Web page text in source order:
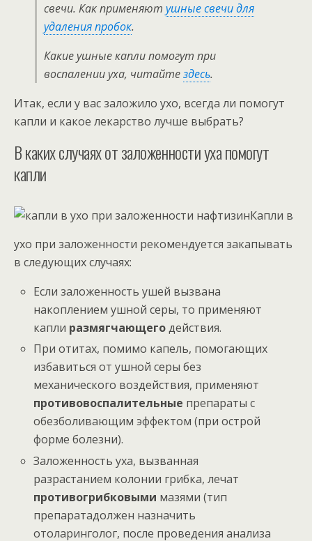
свечи. Как применяют ушные свечи для
удаления пробок.
Какие ушные капли помогут при
воспалении уха, читайтездесь.
Итак, если у вас заложило ухо, всегда ли помогут
капли и какое лекарство лучше выбрать?
В каких случаях от заложенности уха помогут
капли
Капли в
ухо при заложенности рекомендуется закапывать
в следующих случаях:
Если заложенность ушей вызвана
накоплением ушной серы, то применяют
капли размягчающегодействия.
При отитах, помимо капель, помогающих
избавиться от ушной серы без
механического воздействия, применяют
противовоспалительные препараты с
обезболивающим эффектом (при острой
форме болезни).
Заложенность уха, вызванная
разрастанием колонии грибка, лечат
противогрибковыми мазями (тип
препаратадолжен назначить
отоларинголог, после проведения анализа